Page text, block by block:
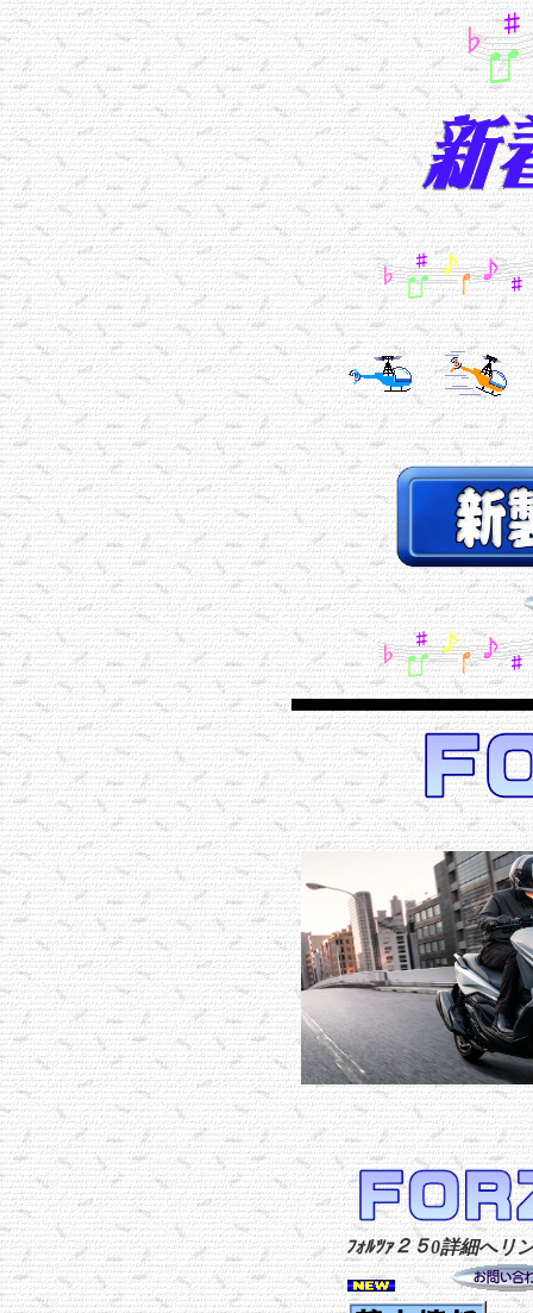
ﾌｫﾙﾂｧ２５0詳細へリ